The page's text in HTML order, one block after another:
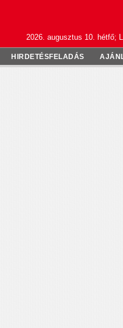
2026. augusztus 10. hétfő;
HIRDETÉSFELADÁS